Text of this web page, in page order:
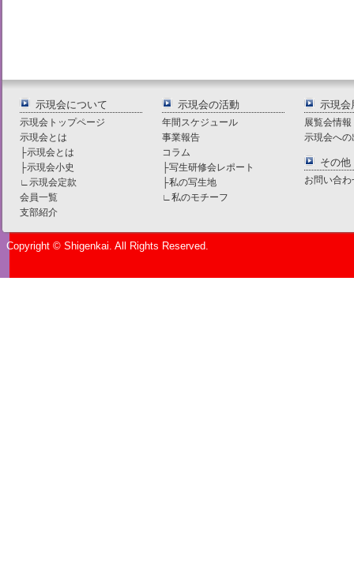
示現会について
示現会トップページ
示現会とは
├示現会とは
├示現会小史
∟ 示現会定款
会員一覧
支部紹介
示現会の活動
年間スケジュール
事業報告
コラム
├写生研修会レポート
├私の写生地
∟ 私のモチーフ
示現会
展覧会情報
示現会へ
その他
お問い合
Copyright © Shigenkai. All Rights Reserved.